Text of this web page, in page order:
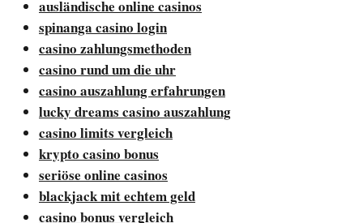
ausländische online casinos
spinanga casino login
casino zahlungsmethoden
casino rund um die uhr
casino auszahlung erfahrungen
lucky dreams casino auszahlung
casino limits vergleich
krypto casino bonus
seriöse online casinos
blackjack mit echtem geld
casino bonus vergleich